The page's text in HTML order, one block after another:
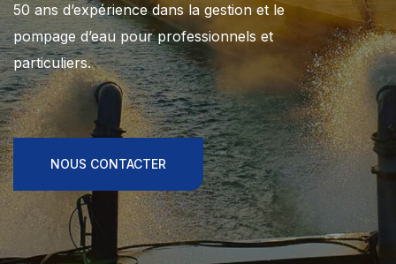
50 ans d’expérience dans la gestion et le
pompage d’eau pour professionnels et
particuliers.
NOUS CONTACTER